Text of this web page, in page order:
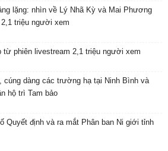
lặng: nhìn về Lý Nhã Kỳ và Mai Phương
triệu người xem
từ phiên livestream 2,1 triệu người xem
cúng dàng các trường hạ tại Ninh Bình và
hộ trì Tam bảo
Quyết định và ra mắt Phân ban Ni giới tỉnh